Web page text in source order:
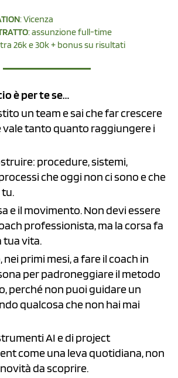
: Vicenza
: assunzione full-time
26k e 30k + bonus su risultati
è per te se…
un team e sai che far crescere
vale tanto quanto raggiungere i
procedure, sistemi,
che oggi non ci sono e che
e il movimento. Non devi essere
professionista, ma la corsa fa
tua vita.
nei primi mesi, a fare il coach in
per padroneggiare il metodo
perché non puoi guidare un
qualcosa che non hai mai
AI e di project
come una leva quotidiana, non
da scoprire.